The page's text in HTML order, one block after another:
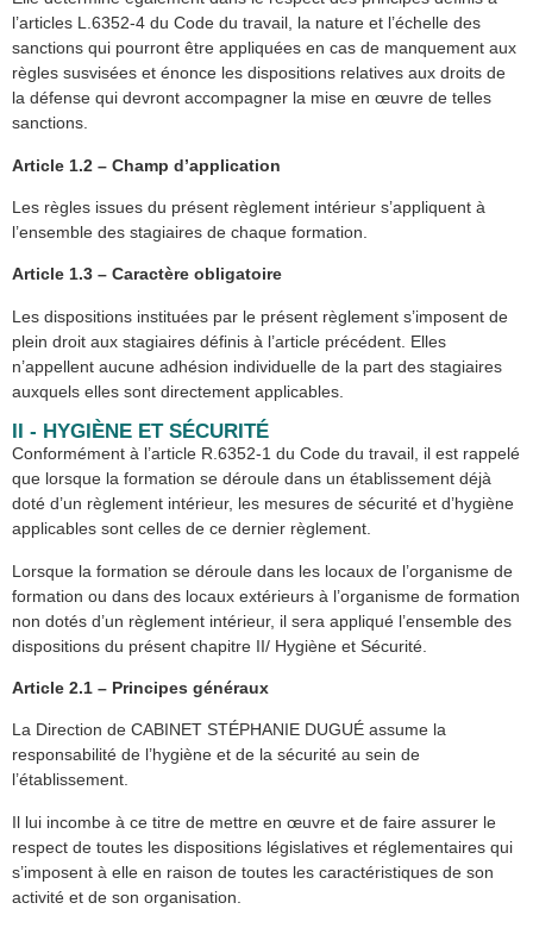
l’articles L.6352-4 du Code du travail, la nature et l’échelle des
sanctions qui pourront être appliquées en cas de manquement aux
règles susvisées et énonce les dispositions relatives aux droits de
la défense qui devront accompagner la mise en œuvre de telles
sanctions.
Article 1.2 – Champ d’application
Les règles issues du présent règlement intérieur s’appliquent à
l’ensemble des stagiaires de chaque formation.
Article 1.3 – Caractère obligatoire
Les dispositions instituées par le présent règlement s’imposent de
plein droit aux stagiaires définis à l’article précédent. Elles
n’appellent aucune adhésion individuelle de la part des stagiaires
auxquels elles sont directement applicables.
II - HYGIÈNE ET SÉCURITÉ
Conformément à l’article R.6352-1 du Code du travail, il est rappelé
que lorsque la formation se déroule dans un établissement déjà
doté d’un règlement intérieur, les mesures de sécurité et d’hygiène
applicables sont celles de ce dernier règlement.
Lorsque la formation se déroule dans les locaux de l’organisme de
formation ou dans des locaux extérieurs à l’organisme de formation
non dotés d’un règlement intérieur, il sera appliqué l’ensemble des
dispositions du présent chapitre II/ Hygiène et Sécurité.
Article 2.1 – Principes généraux
La Direction de CABINET STÉPHANIE DUGUÉ assume la
responsabilité de l’hygiène et de la sécurité au sein de
l’établissement.
Il lui incombe à ce titre de mettre en œuvre et de faire assurer le
respect de toutes les dispositions législatives et réglementaires qui
s’imposent à elle en raison de toutes les caractéristiques de son
activité et de son organisation.